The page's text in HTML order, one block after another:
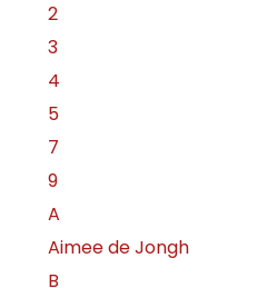
2
3
4
5
7
9
A
Aimee de Jongh
B